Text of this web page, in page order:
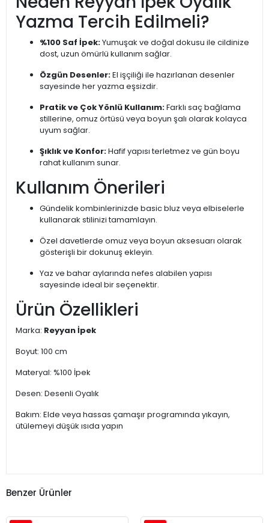
Yazma Tercih Edilmeli?
%100 Saf İpek:Yumuşak ve doğal dokusu ile cildinize
dost, uzun ömürlü kullanım sağlar.
Özgün Desenler:El işçiliği ile hazırlanan desenler
sayesinde her yazma eşsizdir.
Pratik ve Çok Yönlü Kullanım:Farklı saç bağlama
stillerine, omuz örtüsü veya boyun şalı olarak kolayca
uyum sağlar.
Şıklık ve Konfor:Hafif yapısı terletmez ve gün boyu
rahat kullanım sunar.
Kullanım Önerileri
Gündelik kombinlerinizde basic bluz veya elbiselerle
kullanarak stilinizi tamamlayın.
Özel davetlerde omuz veya boyun aksesuarı olarak
gösterişli bir dokunuş ekleyin.
Yaz ve bahar aylarında nefes alabilen yapısı
sayesinde ideal bir seçenektir.
Ürün Özellikleri
Marka: Reyyan İpek
Boyut: 100 cm
Materyal: %100 İpek
Desen: Desenli Oyalık
Bakım: Elde veya hassas çamaşır programında yıkayın,
ütülemeyi düşük ısıda yapın
Benzer Ürünler